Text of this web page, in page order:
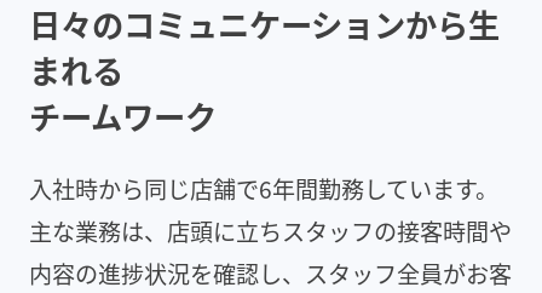
日々のコミュニケーションから生
まれる
チームワーク
入社時から同じ店舗で6年間勤務しています。
主な業務は、店頭に立ちスタッフの接客時間や
内容の進捗状況を確認し、スタッフ全員がお客